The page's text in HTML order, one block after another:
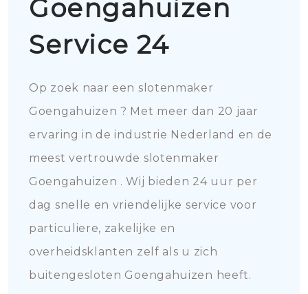
Goengahuizen
Service 24
Op zoek naar een slotenmaker
Goengahuizen ? Met meer dan 20 jaar
ervaring in de industrie Nederland en de
meest vertrouwde slotenmaker
Goengahuizen . Wij bieden 24 uur per
dag snelle en vriendelijke service voor
particuliere, zakelijke en
overheidsklanten zelf als u zich
buitengesloten Goengahuizen heeft.